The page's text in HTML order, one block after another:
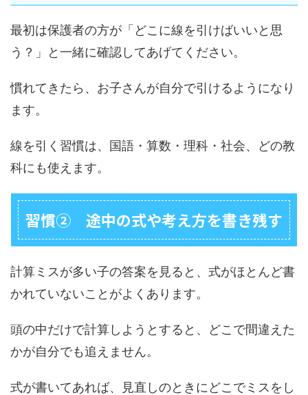
最初は保護者の方が「どこに線を引けばいいと思
う？」と一緒に確認してあげてください。
慣れてきたら、お子さんが自分で引けるようになり
ます。
線を引く習慣は、国語・算数・理科・社会、どの教
科にも使えます。
習慣② 途中の式や考え方を書き残す
計算ミスが多い子の答案を見ると、式がほとんど書
かれていないことがよくあります。
頭の中だけで計算しようとすると、どこで間違えた
かが自分でも追えません。
式が書いてあれば、見直しのときにどこでミスをし